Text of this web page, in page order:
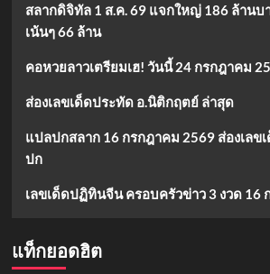
สลากดิจิทัล 1 ส.ค. 69 แจกใหญ่ 186 ล้านบ
เน้นๆ 66 ล้าน
คอหวยลาวเตรียมเฮ! วันนี้ 24 กรกฎาคม
ส่องเลขเด็ดประทัด อ.นิติกฤตย์ ล่าสุด
แปลปกสลาก 16 กรกฎาคม 2569 ส่องเลข
ปก
เลขเด็ดปฏิทินจีน ครอบครัวข่าว 3 งวด 16
แท็กยอดฮิต